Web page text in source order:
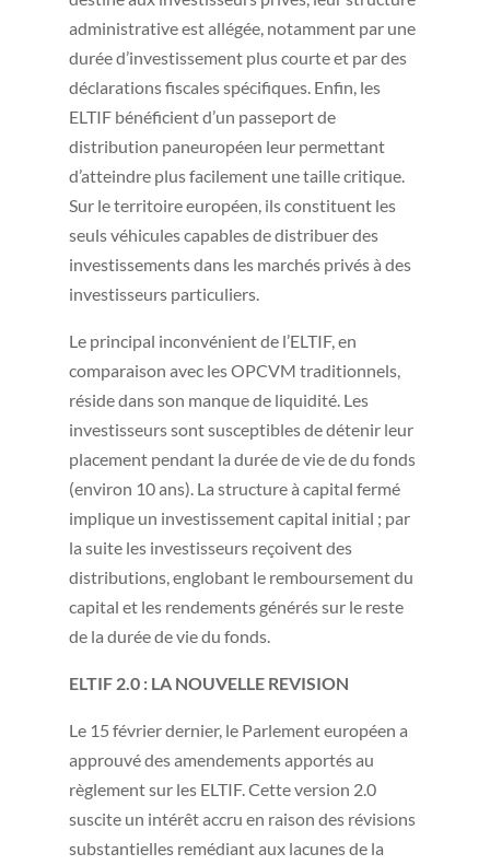
administrative est allégée, notamment par une
durée d’investissement plus courte et par des
déclarations fiscales spécifiques. Enfin, les
ELTIF bénéficient d’un passeport de
distribution paneuropéen leur permettant
d’atteindre plus facilement une taille critique.
Sur le territoire européen, ils constituent les
seuls véhicules capables de distribuer des
investissements dans les marchés privés à des
investisseurs particuliers.
Le principal inconvénient de l’ELTIF, en
comparaison avec les OPCVM traditionnels,
réside dans son manque de liquidité. Les
investisseurs sont susceptibles de détenir leur
placement pendant la durée de vie de du fonds
(environ 10 ans). La structure à capital fermé
implique un investissement capital initial ; par
la suite les investisseurs reçoivent des
distributions, englobant le remboursement du
capital et les rendements générés sur le reste
de la durée de vie du fonds.
ELTIF 2.0 : LA NOUVELLE REVISION
Le 15 février dernier, le Parlement européen a
approuvé des amendements apportés au
règlement sur les ELTIF. Cette version 2.0
suscite un intérêt accru en raison des révisions
substantielles remédiant aux lacunes de la